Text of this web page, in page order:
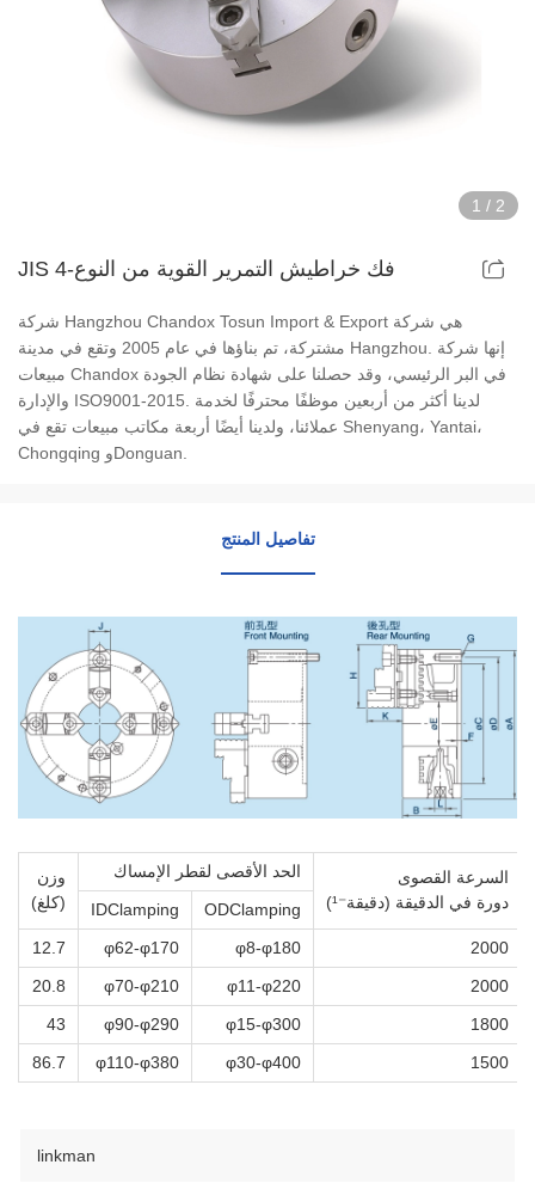
تركيبات تشاك الطاقة المجوفة
تركيبات خراطيش الهواء المجوفة
انتقل سلسلة الطبطبات
سلسلة خراطيش رفيعة للغاية
سلسلة خراطيش الجسم الفولاذية
1 / 2
JIS 4-فك خراطيش التمرير القوية من النوع
شركة Hangzhou Chandox Tosun Import & Export هي شركة
مشتركة، تم بناؤها في عام 2005 وتقع في مدينة Hangzhou. إنها شركة
مبيعات Chandox في البر الرئيسي، وقد حصلنا على شهادة نظام الجودة
والإدارة ISO9001-2015. لدينا أكثر من أربعين موظفًا محترفًا لخدمة
عملائنا، ولدينا أيضًا أربعة مكاتب مبيعات تقع في Shenyang، Yantai،
Chongqing وDonguan.
تفاصيل المنتج
السرعة القصوى
دورة في الدقيقة (دقيقة⁻¹)
الحد الأقصى لقطر الإمساك
وزن
(كلغ)
ODClamping
IDClamping
2000
φ8-φ180
φ62-φ170
12.7
2000
φ11-φ220
φ70-φ210
20.8
1800
φ15-φ300
φ90-φ290
43
1500
φ30-φ400
φ110-φ380
86.7